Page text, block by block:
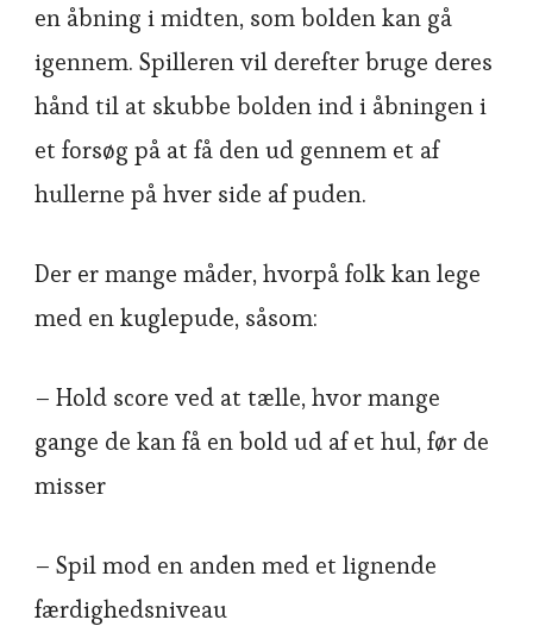
en åbning i midten, som bolden kan gå
igennem. Spilleren vil derefter bruge deres
hånd til at skubbe bolden ind i åbningen i
et forsøg på at få den ud gennem et af
hullerne på hver side af puden.
Der er mange måder, hvorpå folk kan lege
med en kuglepude, såsom:
– Hold score ved at tælle, hvor mange
gange de kan få en bold ud af et hul, før de
misser
– Spil mod en anden med et lignende
færdighedsniveau